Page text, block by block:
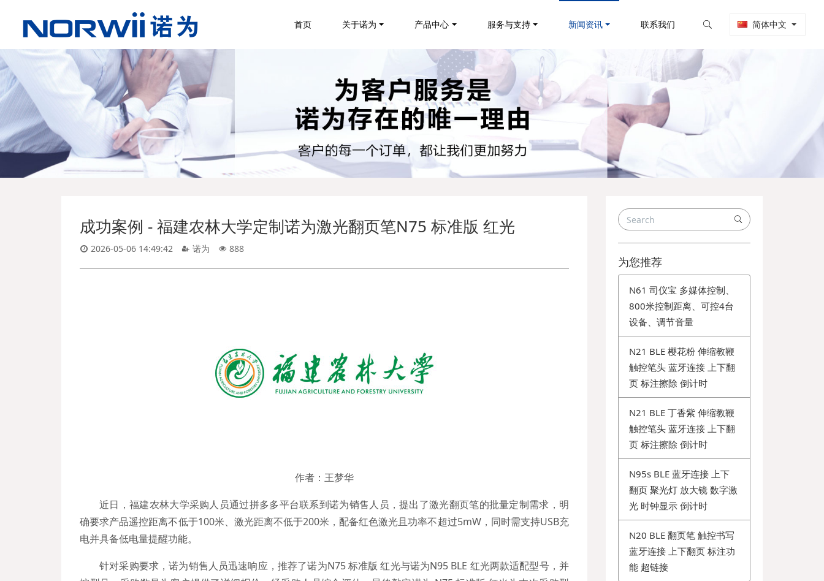
简体中文
首页 关于诺为 产品中心 服务与支持 新闻资讯 联系我们
成功案例 - 福建农林大学定制诺为激光翻页笔N75 标准版 红光
2026-05-06 14:49:42 诺为 888
作者：王梦华
近日，福建农林大学采购人员通过拼多多平台联系到诺为销售人员，提出了激光翻页笔的批量定制需求，明
确要求产品遥控距离不低于100米、激光距离不低于200米，配备红色激光且功率不超过5mW，同时需支持USB充
电并具备低电量提醒功能。
针对采购要求，诺为销售人员迅速响应，推荐了诺为N75 标准版 红光与诺为N95 BLE 红光两款适配型号，并
为您推荐
N61 司仪宝 多媒体控制、
800米控制距离、可控4台
设备、调节音量
N21 BLE 樱花粉 伸缩教鞭
触控笔头 蓝牙连接 上下翻
页 标注擦除 倒计时
N21 BLE 丁香紫 伸缩教鞭
触控笔头 蓝牙连接 上下翻
页 标注擦除 倒计时
N95s BLE 蓝牙连接 上下
翻页 聚光灯 放大镜 数字激
光 时钟显示 倒计时
N20 BLE 翻页笔 触控书写
蓝牙连接 上下翻页 标注功
能 超链接